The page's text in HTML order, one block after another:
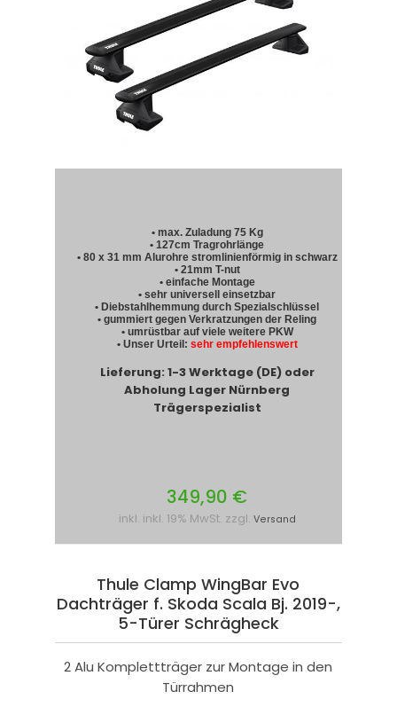
• max. Zuladung 75 Kg
• 127cm Tragrohrlänge
• 80 x 31 mm Alurohre stromlinienförmig in schwarz
• 21mm T-nut
• einfache Montage
• sehr universell einsetzbar
• Diebstahlhemmung durch Spezialschlüssel
• gummiert gegen Verkratzungen der Reling
• umrüstbar auf viele weitere PKW
• Unser Urteil: sehr empfehlenswert
Lieferung: 1-3 Werktage (DE) oder
Abholung Lager Nürnberg
Trägerspezialist
349,90 €
inkl. inkl. 19% MwSt. zzgl. Versand
Thule Clamp WingBar Evo
Dachträger f. Skoda Scala Bj. 2019-,
5-Türer Schrägheck
2 Alu Komplettträger zur Montage in den
Türrahmen